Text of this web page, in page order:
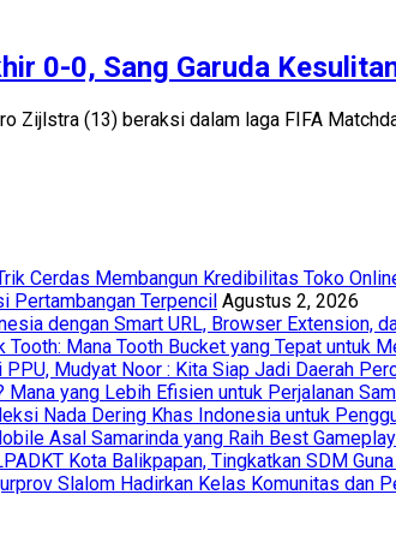
0-0, Sang Garuda
Zijlstra (13) beraksi dalam laga FIFA
Cerdas Membangun Kredibilitas Toko
Pertambangan Terpencil Agustus 2, 2026
dengan Smart URL, Browser Extension,
Mana Tooth Bucket yang Tepat untuk
Mudyat Noor : Kita Siap Jadi Daerah
yang Lebih Efisien untuk Perjalanan
Nada Dering Khas Indonesia untuk
Asal Samarinda yang Raih Best
Kota Balikpapan, Tingkatkan SDM
Slalom Hadirkan Kelas Komunitas dan